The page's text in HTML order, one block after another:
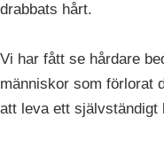
drabbats hårt.
Vi har fått se hårdare
människor som förlorat
att leva ett självständigt